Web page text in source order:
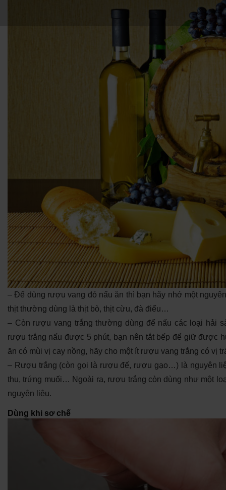
– Để dùng rượu vang đỏ nấu ăn thì bạn hãy nhớ một
thịt thường dùng là thịt bò, thịt cừu, đà điểu…
– Còn rượu vang trắng thường dùng để nấu các loại hải
rượu trắng nấu được 5 phút, bạn nên tắt bếp để giữ được
ăn có mùi vị cay nồng, hãy cho một ít rượu vang trắng có vị
– Rượu trắng (còn gọi là rượu đế, rượu gạo…) là nguyên
thu, trứng muối… Ngoài ra, rượu trắng còn dùng như một
nguyên liệu.
Dùng khi sơ chế